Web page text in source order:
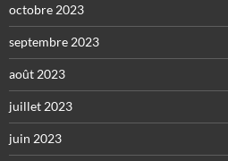
octobre 2023
septembre 2023
août 2023
juillet 2023
juin 2023